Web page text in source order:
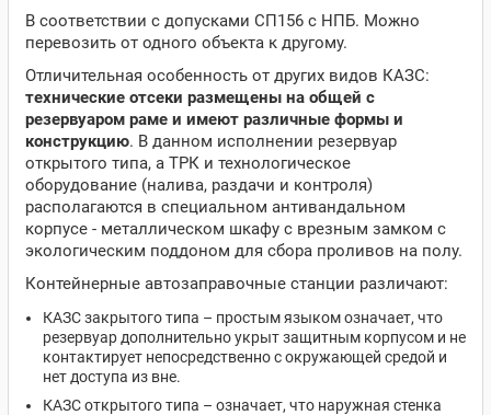
В соответствии с допусками СП156 с НПБ. Можно
перевозить от одного объекта к другому.
Отличительная особенность от других видов КАЗС:
технические отсеки размещены на общей с
резервуаром раме и имеют различные формы и
конструкцию. В данном исполнении резервуар
открытого типа, а ТРК и технологическое
оборудование (налива, раздачи и контроля)
располагаются в специальном антивандальном
корпусе - металлическом шкафу с врезным замком с
экологическим поддоном для сбора проливов на полу.
Контейнерные автозаправочные станции различают:
КАЗС закрытого типа – простым языком означает, что
резервуар дополнительно укрыт защитным корпусом и не
контактирует непосредственно с окружающей средой и
нет доступа из вне.
КАЗС открытого типа – означает, что наружная стенка